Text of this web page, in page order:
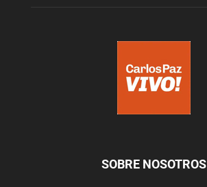
SOBRE NOSOTROS